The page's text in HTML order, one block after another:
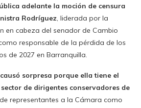
adelante la moción de censura
Rodríguez, liderada por la
en cabeza del senador de Cambio
responsable de la pérdida de los
de 2027 en Barranquilla.
causó sorpresa porque ella tiene el
de dirigentes conservadores de
representantes a la Cámara como